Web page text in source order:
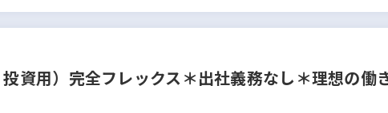
資用）完全フレックス＊出社義務なし＊理想の働